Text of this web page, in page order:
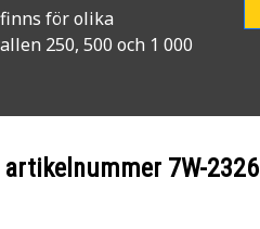
för olika
250, 500 och 1 000
7W-2326